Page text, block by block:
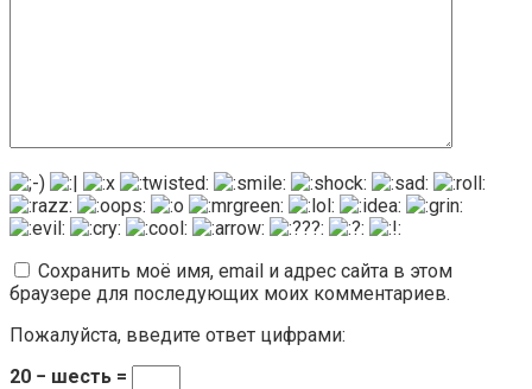
Сохранить моё имя, email и адрес сайта в этом
браузере для последующих моих комментариев.
Пожалуйста, введите ответ цифрами:
20 − шесть =